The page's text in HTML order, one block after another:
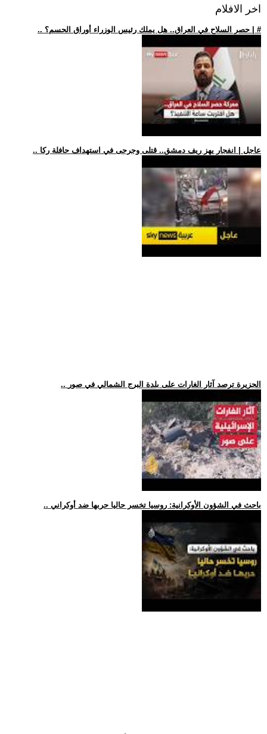
اخر الافلام
.. حصر السلاح في العراق.. هل يملك رئيس الوزراء أوراق الحسم؟ | #
.. عاجل | انفجار يهز ريف دمشق.. قتلى وجرحى في استهداف حافلة ركا
.. الجزيرة ترصد آثار الغارات على بلدة البرج الشمالي في صور
.. باحث في الشؤون الأوكرانية: روسيا تخسر حاليا حربها ضد أوكراني